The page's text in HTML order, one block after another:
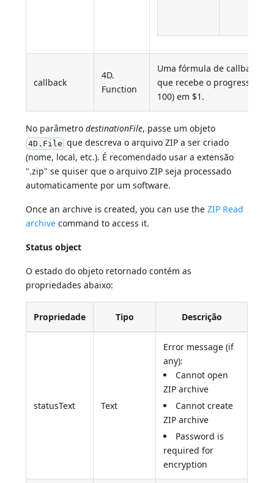
callback
4D.
Function
Uma fórmula de callback
que recebe o progresso da
100) em $1.
No parâmetrodestinationFile, passe um objeto
4D.File que descreva o arquivo ZIP a ser criado
(nome, local, etc.). É recomendado usar a extensão
".zip" se quiser que o arquivo ZIP seja processado
automaticamente por um software.
Once an archive is created, you can use theZIP Read
archive command to access it.
Status object
O estado do objeto retornado contém as
propriedades abaixo:
Propriedade Tipo Descrição
statusText Text
Error message (if
any):
Cannot open
ZIP archive
Cannot create
ZIP archive
Password is
required for
encryption